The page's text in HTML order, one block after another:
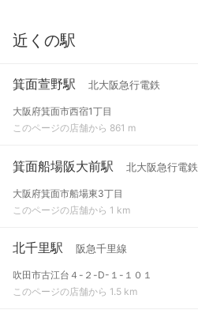
近くの駅
箕面萱野駅 北大阪急行電鉄
大阪府箕面市西宿1丁目
このページの店舗から 861 m
箕面船場阪大前駅 北大阪急行電鉄
大阪府箕面市船場東3丁目
このページの店舗から 1 km
北千里駅 阪急千里線
吹田市古江台４-２-D-１-１０１
このページの店舗から 1.5 km